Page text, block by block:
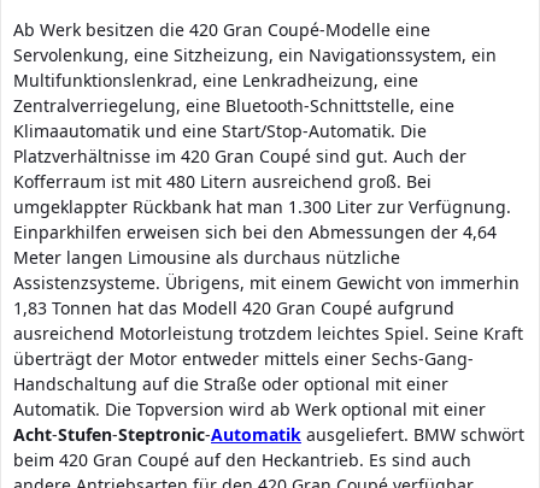
Ab Werk besitzen die 420 Gran Coupé-Modelle eine
Servolenkung, eine Sitzheizung, ein Navigationssystem, ein
Multifunktionslenkrad, eine Lenkradheizung, eine
Zentralverriegelung, eine Bluetooth-Schnittstelle, eine
Klimaautomatik und eine Start/Stop-Automatik. Die
Platzverhältnisse im 420 Gran Coupé sind gut. Auch der
Kofferraum ist mit 480 Litern ausreichend groß. Bei
umgeklappter Rückbank hat man 1.300 Liter zur Verfügnung.
Einparkhilfen erweisen sich bei den Abmessungen der 4,64
Meter langen Limousine als durchaus nützliche
Assistenzsysteme. Übrigens, mit einem Gewicht von immerhin
1,83 Tonnen hat das Modell 420 Gran Coupé aufgrund
ausreichend Motorleistung trotzdem leichtes Spiel. Seine Kraft
überträgt der Motor entweder mittels einer Sechs-Gang-
Handschaltung auf die Straße oder optional mit einer
Automatik. Die Topversion wird ab Werk optional mit einer
Acht-Stufen-Steptronic-Automatik ausgeliefert. BMW schwört
beim 420 Gran Coupé auf den Heckantrieb. Es sind auch